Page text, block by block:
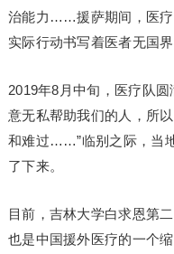
治能力……援萨期间，医疗
实际行动书写着医者无国
2019年8月中旬，医疗队
意无私帮助我们的人，所
和难过……”临别之际，当
了下来。
目前，吉林大学白求恩第
也是中国援外医疗的一个